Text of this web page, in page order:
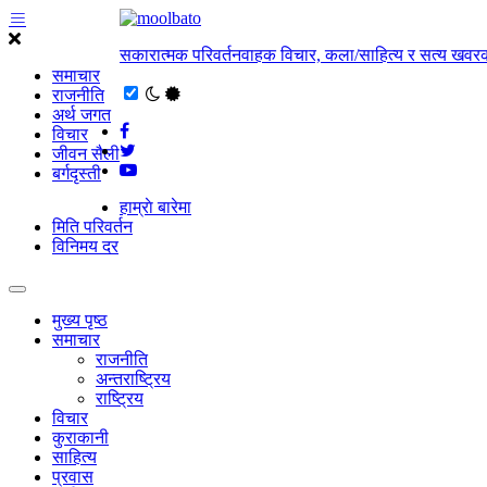
समाचार
राजनीति
अर्थ जगत
विचार
जीवन सैली
बर्गदृस्ती
सकारात्मक परिवर्तनवाहक विचार, कला/साहित्य र सत्य
हाम्राे बारेमा
मिति परिवर्तन
विनिमय दर
मुख्य पृष्ठ
समाचार
राजनीति
अन्तराष्ट्रिय
राष्ट्रिय
विचार
कुराकानी
साहित्य
प्रवास